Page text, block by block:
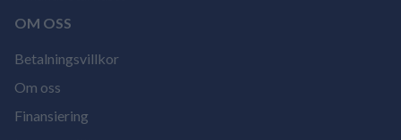
OM OSS
Betalningsvillkor
Om oss
Finansiering